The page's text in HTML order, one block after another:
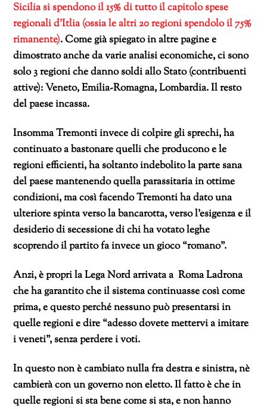
Sicilia si spendono il 15% di tutto il capitolo spese
regionali d’Itlia (ossia le altri 20 regioni spendolo il 75%
rimanente). Come già spiegato in altre pagine e
dimostrato anche da varie analisi economiche, ci sono
solo 3 regioni che danno soldi allo Stato (contribuenti
attive): Veneto, Emilia-Romagna, Lombardia. Il resto
del paese incassa.
Insomma Tremonti invece di colpire gli sprechi, ha
continuato a bastonare quelli che producono e le
regioni efficienti, ha soltanto indebolito la parte sana
del paese mantenendo quella parassitaria in ottime
condizioni, ma così facendo Tremonti ha dato una
ulteriore spinta verso la bancarotta, verso l’esigenza e il
desiderio di secessione di chi ha votato leghe
scoprendo il partito fa invece un gioco “romano”.
Anzi, è propri la Lega Nord arrivata a Roma Ladrona
che ha garantito che il sistema continuasse così come
prima, e questo perché nessuno può presentarsi in
quelle regioni e dire “adesso dovete mettervi a imitare
i veneti”, senza perdere i voti.
In questo non è cambiato nulla fra destra e sinistra, nè
cambierà con un governo non eletto. Il fatto è che in
quelle regioni si sta bene come si sta, e non hanno